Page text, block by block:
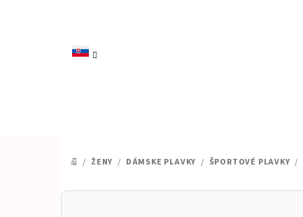
DOMOV
/ ŽENY / DÁMSKE PLAVKY / ŠPORTOVÉ PLAVKY /
B